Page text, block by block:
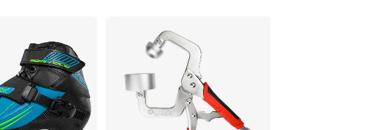
a
plusieurs
variations.
Les
options
initial
était :
$120.00.